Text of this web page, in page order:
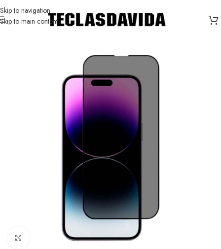
Skip to navigation
Skip to main content